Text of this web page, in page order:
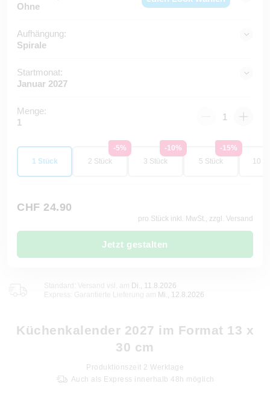
Ohne
Aufhängung:
Spirale
Startmonat:
Januar 2027
Menge:
1
1 Stück
-5%
2 Stück
-10%
3 Stück
-15%
5 Stück
10
CHF 24.90
pro Stück inkl. MwSt., zzgl. Versand
Jetzt gestalten
Di., 11.8.2026
Express: Garantierte Lieferung am
Mi., 12.8.2026
Küchenkalender 2027 im Format 13 x
30 cm
Produktionszeit 2 Werktage
Auch als Express innerhalb 48h möglich